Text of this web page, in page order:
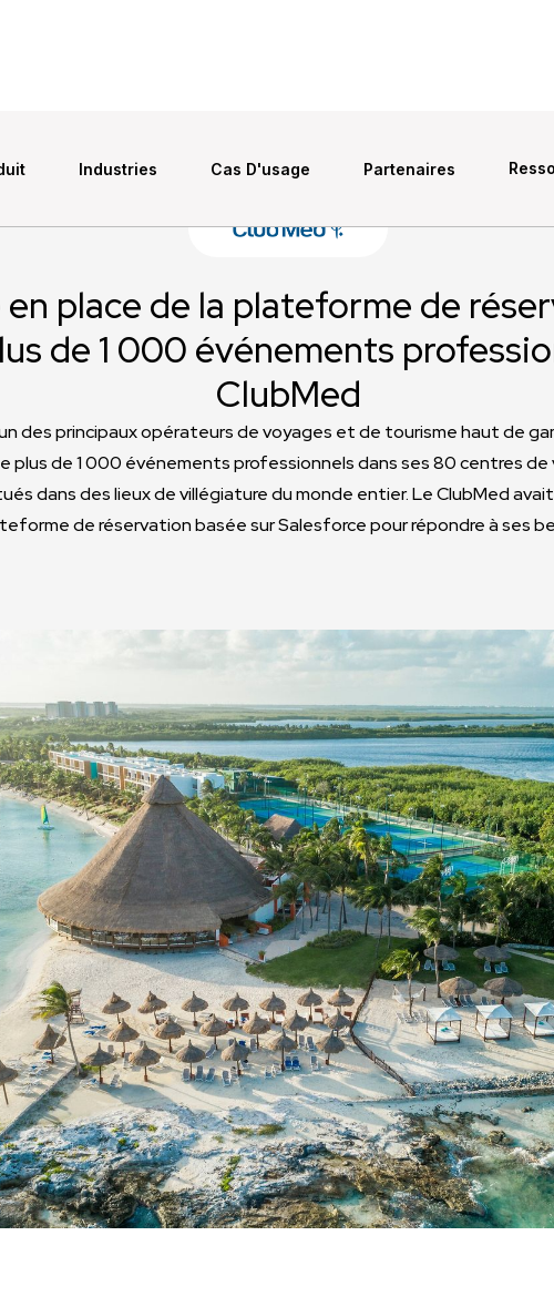
Industries Cas D'usage Partenaires
en place de la plateforme de
de 1 000 événements
ClubMed
des principaux opérateurs de voyages et de tourisme haut de
plus de 1 000 événements professionnels dans ses 80 centres
dans des lieux de villégiature du monde entier. Le ClubMed
de réservation basée sur Salesforce pour répondre à ses